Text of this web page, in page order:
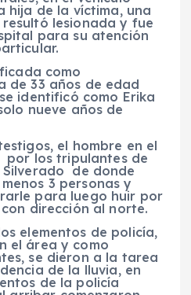
de la víctima, una
lesionada y fue
para su atención
como
de 33 años de edad
identificó como Erika
nueve años de
el hombre en el
los tripulantes de
de donde
3 personas y
para luego huir por
dirección al norte.
elementos de policía,
el área y como
se dieron a la tarea
de la lluvia, en
de la policía